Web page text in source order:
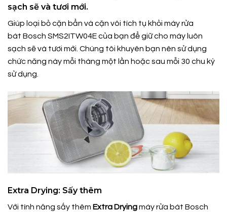
sạch sẽ và tươi mới.
Giúp loại bỏ cặn bẩn và cặn vôi tích tụ khỏi máy rửa
bát Bosch SMS2ITW04E của bạn để giữ cho máy luôn
sạch sẽ và tươi mới. Chúng tôi khuyên bạn nên sử dụng
chức năng này mỗi tháng một lần hoặc sau mỗi 30 chu kỳ
sử dụng.
Extra Drying: Sấy thêm
Với tính năng sấy thêm Extra Dryingmáy rửa bát Bosch